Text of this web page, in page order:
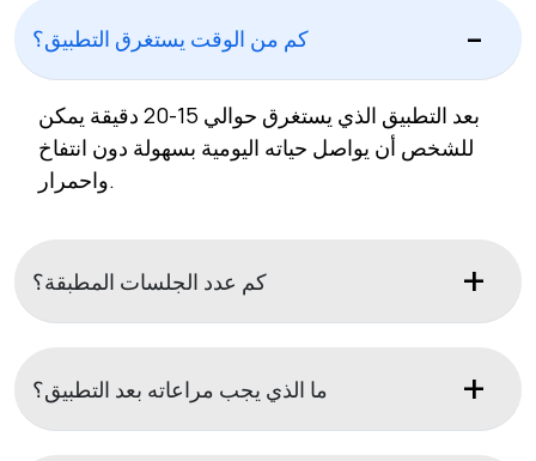
كم من الوقت يستغرق التطبيق؟
بعد التطبيق الذي يستغرق حوالي 15-20 دقيقة يمكن
للشخص أن يواصل حياته اليومية بسهولة دون انتفاخ
واحمرار.
كم عدد الجلسات المطبقة؟
ما الذي يجب مراعاته بعد التطبيق؟